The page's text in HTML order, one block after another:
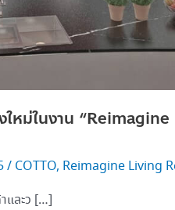
ใหม่ในงาน
/ COTTO, Reimagine Living
และว […]